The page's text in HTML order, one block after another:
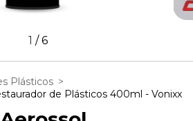
1 /6
Plásticos >
de Plásticos 400ml - Vonixx